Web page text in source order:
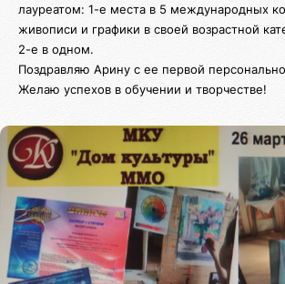
лауреатом: 1-е места в 5 международных
живописи и графики в своей возрастной
2-е в одном.
Поздравляю Арину с ее первой
Желаю успехов в обучении и творчестве!